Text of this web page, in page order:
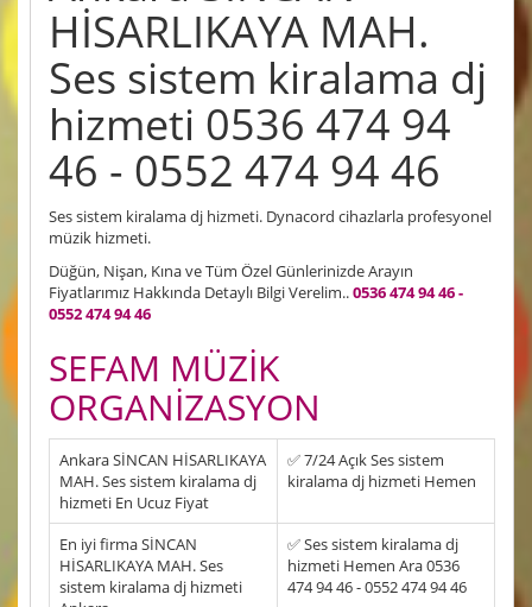
HİSARLIKAYA MAH.
Ses sistem kiralama dj
hizmeti 0536 474 94
46 - 0552 474 94 46
Ses sistem kiralama dj hizmeti. Dynacord cihazlarla profesyonel
müzik hizmeti.
Düğün, Nişan, Kına ve Tüm Özel Günlerinizde Arayın
Fiyatlarımız Hakkında Detaylı Bilgi Verelim..0536 474 94 46 -
0552 474 94 46
SEFAM MÜZİK
ORGANİZASYON
Ankara SİNCAN HİSARLIKAYA
MAH. Ses sistem kiralama dj
hizmeti En Ucuz Fiyat
✅ 7/24 Açık Ses sistem
kiralama dj hizmeti Hemen
En iyi firma SİNCAN
HİSARLIKAYA MAH. Ses
sistem kiralama dj hizmeti
✅ Ses sistem kiralama dj
hizmeti Hemen Ara 0536
474 94 46 - 0552 474 94 46